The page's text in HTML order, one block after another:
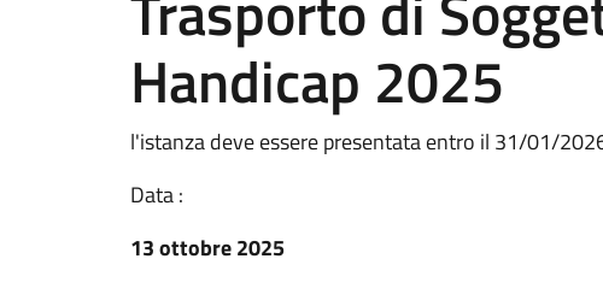
Handicap 2025
l'istanza deve essere presentata entro il 31/01/
Data :
13 ottobre 2025